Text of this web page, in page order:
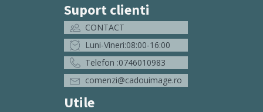
Suport clienti
CONTACT
Luni-Vineri:08:00-16:00
Telefon :0746010983
comenzi@cadouimage.ro
Utile